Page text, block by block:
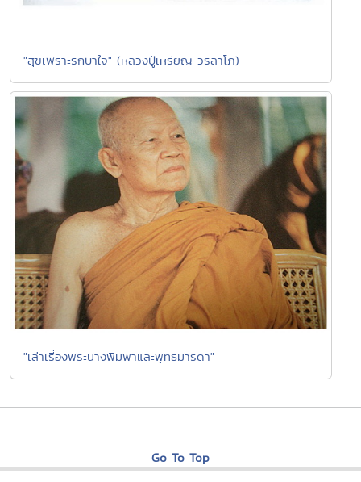
"สุขเพราะรักษาใจ" (หลวงปู่เหรียญ วรลาโภ)
"เล่าเรื่องพระนางพิมพาและพุทธมารดา"
Go To Top